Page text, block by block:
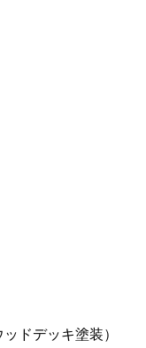
ドデッキ塗装）